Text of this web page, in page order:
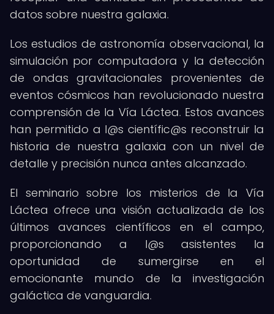
datos sobre nuestra galaxia.
Los estudios de astronomía observacional, la
simulación por computadora y la detección
de ondas gravitacionales provenientes de
eventos cósmicos han revolucionado nuestra
comprensión de la Vía Láctea. Estos avances
han permitido a l@s científic@s reconstruir la
historia de nuestra galaxia con un nivel de
detalle y precisión nunca antes alcanzado.
El seminario sobre los misterios de la Vía
Láctea ofrece una visión actualizada de los
últimos avances científicos en el campo,
proporcionando a l@s asistentes la
oportunidad de sumergirse en el
emocionante mundo de la investigación
galáctica de vanguardia.